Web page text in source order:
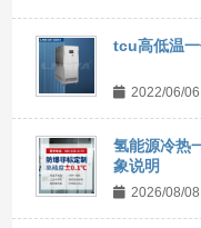
tcu高低温
2022/06/06
氢能源冷热
象说明
2026/08/08